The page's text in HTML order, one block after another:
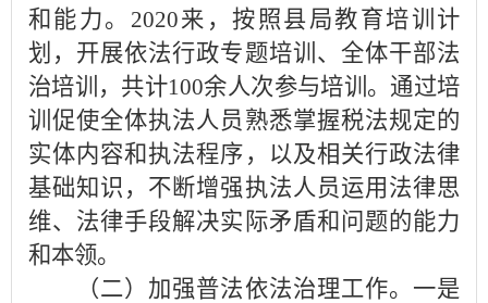
和能力。2020来，按照县局教育培训计
划，开展依法行政专题培训、全体干部法
治培训，共计100余人次参与培训。通过培
训促使全体执法人员熟悉掌握税法规定的
实体内容和执法程序，以及相关行政法律
基础知识，不断增强执法人员运用法律思
维、法律手段解决实际矛盾和问题的能力
和本领。
（二）加强普法依法治理工作。一是